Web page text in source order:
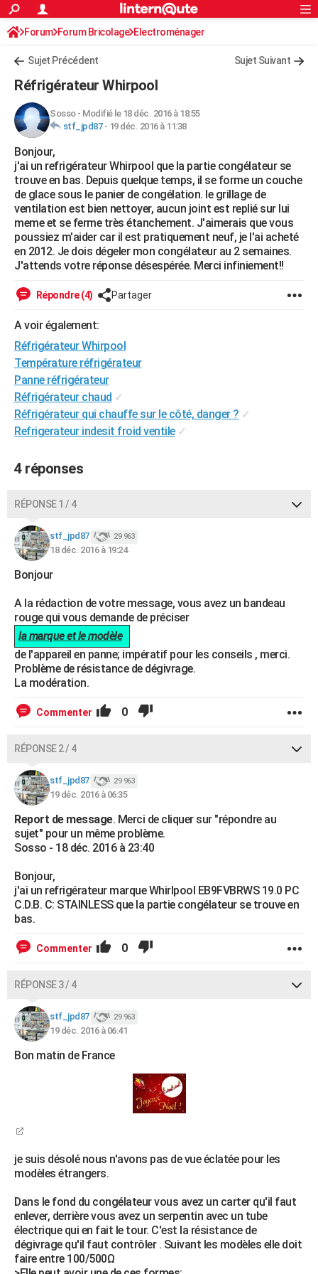
ACTUALITÉS
Politique
Société
Faits Divers
Education
Monde
Villes
+
FINANCE
Retraite
Impôts
Epargne
Immobilier
Risques naturels par ville
Banque
Assurance
Crédit
AUTO
Essais
Réserver un essai
Citadines
Berlines
SUV
Forum auto
+HIGH-TECH
Mobiles
Meilleur smartphone
Internet
Ordinateurs
Jeux vidéo
Guide high-tech
+BRICOLAGE
Forum
Aménagement intérieur
Extérieur
Cuisine
Salle de bains
Jardinage
Rangement
WEEK-END
Guides de France
Escapades
Patrimoine
Expositions
Musées
Week-end nature
+LIFESTYLE
Alimentation
Guide de la santé
Maladies
Médicaments
Sommeil
Destinations
City break
Voyage nature
Voyage de noces
Forum
Climat
+
GUIDES D'ACHAT
BONS PLANS
CARTE DE VOEUX
Dictionnaire
Biographies
Citations
Expressions
Proverbes
PROGRAMME TV
COPAINS D'AVANT
S'inscrire
Se connecter
Lycées
Collèges
Primaires
Universités
Entreprises
Service militaire
Avis de recherche
AVIS DE DÉCÈS
S'inscrire
Connexion
Forum Forum Bricolage Electroménager
Sujet Précédent Sujet Suivant
Réfrigérateur Whirpool
Sosso- Modifié le 18 déc. 2016 à 18:55
stf_jpd87- 19 déc. 2016 à 11:38
Bonjour,
j'ai un refrigérateur Whirpool que la partie congélateur se
trouve en bas. Depuis quelque temps, il se forme un couche
de glace sous le panier de congélation. le grillage de
ventilation est bien nettoyer, aucun joint est replié sur lui
meme et se ferme très étanchement. J'aimerais que vous
poussiez m'aider car il est pratiquement neuf, je l'ai acheté
en 2012. Je dois dégeler mon congélateur au 2 semaines.
J'attends votre réponse désespérée. Merci infiniement!!
Répondre (4) Partager
A voir également:
Réfrigérateur Whirpool
Température réfrigérateur
Panne réfrigérateur
Réfrigérateur chaud ✓
Réfrigérateur qui chauffe sur le côté, danger ? ✓
Refrigerateur indesit froid ventile ✓
4 réponses
RÉPONSE 1 / 4
stf_jpd87 29 963
18 déc. 2016 à 19:24
Bonjour
A la rédaction de votre message, vous avez un bandeau
rouge qui vous demande de préciser
la marque et le modèle
de l'appareil en panne; impératif pour les conseils , merci.
Problème de résistance de dégivrage.
La modération.
Commenter 0
RÉPONSE 2 / 4
stf_jpd87 29 963
19 déc. 2016 à 06:35
Report de message. Merci de cliquer sur "répondre au
sujet" pour un même problème.
Sosso - 18 déc. 2016 à 23:40
Bonjour,
j'ai un refrigérateur marque Whirlpool EB9FVBRWS 19.0 PC
C.D.B. C: STAINLESS que la partie congélateur se trouve en
bas.
Commenter 0
RÉPONSE 3 / 4
stf_jpd87 29 963
19 déc. 2016 à 06:41
Bon matin de France
je suis désolé nous n'avons pas de vue éclatée pour les
modèles étrangers.
Dans le fond du congélateur vous avez un carter qu'il faut
enlever, derrière vous avez un serpentin avec un tube
électrique qui en fait le tour. C'est la résistance de
dégivrage qu'il faut contrôler . Suivant les modèles elle doit
faire entre 100/500Ω